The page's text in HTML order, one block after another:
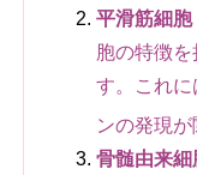
平滑筋細胞
胞の特徴
す。これ
ンの発現
骨髄由来細